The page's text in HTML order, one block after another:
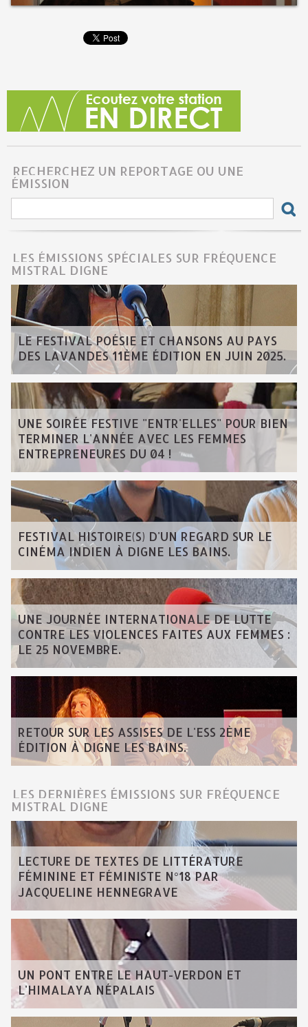
RECHERCHEZ UN REPORTAGE OU UNE
ÉMISSION
LES ÉMISSIONS SPÉCIALES SUR FRÉQUENCE
MISTRAL DIGNE
LE FESTIVAL POÉSIE ET CHANSONS AU PAYS
DES LAVANDES 11ÈME ÉDITION EN JUIN 2025.
UNE SOIRÉE FESTIVE "ENTR'ELLES" POUR BIEN
TERMINER L'ANNÉE AVEC LES FEMMES
ENTREPRENEURES DU 04 !
FESTIVAL HISTOIRE(S) D'UN REGARD SUR LE
CINÉMA INDIEN À DIGNE LES BAINS.
UNE JOURNÉE INTERNATIONALE DE LUTTE
CONTRE LES VIOLENCES FAITES AUX FEMMES :
LE 25 NOVEMBRE.
RETOUR SUR LES ASSISES DE L'ESS 2ÈME
ÉDITION À DIGNE LES BAINS.
LES DERNIÈRES ÉMISSIONS SUR FRÉQUENCE
MISTRAL DIGNE
LECTURE DE TEXTES DE LITTÉRATURE
FÉMININE ET FÉMINISTE N°18 PAR
JACQUELINE HENNEGRAVE
UN PONT ENTRE LE HAUT-VERDON ET
L'HIMALAYA NÉPALAIS